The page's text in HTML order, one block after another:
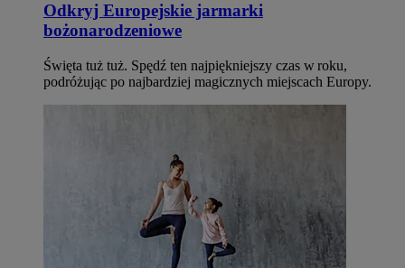
Odkryj Europejskie jarmarki
bożonarodzeniowe
Święta tuż tuż. Spędź ten najpiękniejszy czas w roku,
podróżując po najbardziej magicznych miejscach Europy.